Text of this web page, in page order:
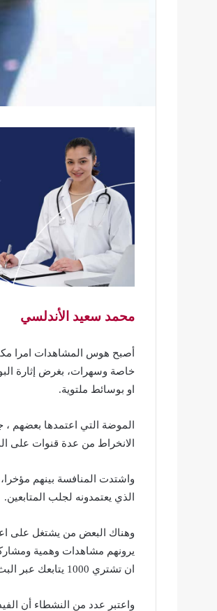
محمد سعيد الأندلسي
أصبح هوس المشاهدات امرا
خاصة وسهرات، بغرض إثارة
او بوسائط ملتوية.
الموضة التي اعتمدها بعضهم ،
الانخراط من عدة قنوات على
واشتدت المنافسة بينهم
الذي يعتمدونه لجلب المتابعين.
وهناك البعض من يشتغل على
يرونهم مشاهدات وهمية
ان تشتري 1000 يتابعك عبر البث المباشر بثمن لا يتجاوز 100 درهم، هذه كلها خدع يلعبونها للنصب على الناس.
واعتبر عدد من النشطاء أن